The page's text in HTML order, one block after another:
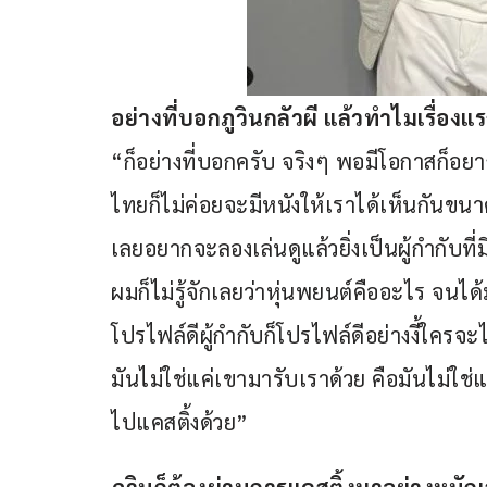
อย่างที่บอกภูวินกลัวผี แล้วทำไมเรื่องแ
“ก็อย่างที่บอกครับ จริงๆ พอมีโอกาสก็อ
ไทยก็ไม่ค่อยจะมีหนังให้เราได้เห็นกันข
เลยอยากจะลองเล่นดูแล้วยิ่งเป็นผู้กำกับ
ผมก็ไม่รู้จักเลยว่าหุ่นพยนต์คืออะไร จนไ
โปรไฟล์ดีผู้กำกับก็โปรไฟล์ดีอย่างงี้ใครจ
มันไม่ใช่แค่เขามารับเราด้วย คือมันไม่ใช่
ไปแคสติ้งด้วย”